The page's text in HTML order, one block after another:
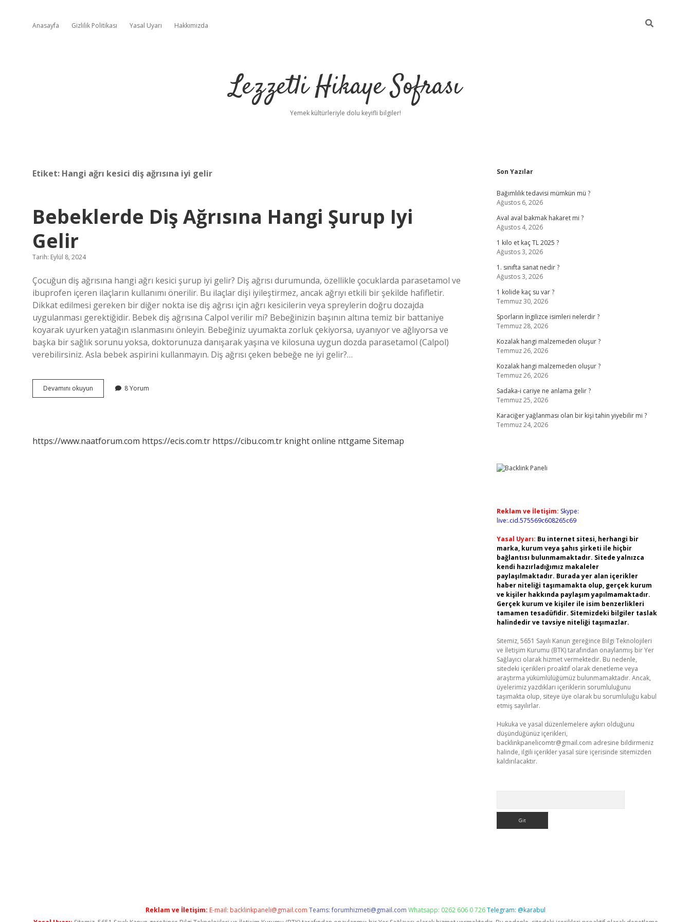
Anasayfa Gizlilik Politikası Yasal Uyarı Hakkımızda
Lezzetli Hikaye Sofrası
Yemek kültürleriyle dolu keyifli bilgiler!
Etiket: Hangi ağrı kesici diş ağrısına iyi gelir
Bebeklerde Diş Ağrısına Hangi Şurup Iyi
Gelir
Tarih: Eylül 8, 2024
Çocuğun diş ağrısına hangi ağrı kesici şurup iyi gelir? Diş ağrısı durumunda, özellikle çocuklarda parasetamol ve
ibuprofen içeren ilaçların kullanımı önerilir. Bu ilaçlar dişi iyileştirmez, ancak ağrıyı etkili bir şekilde hafifletir.
Dikkat edilmesi gereken bir diğer nokta ise diş ağrısı için ağrı kesicilerin veya spreylerin doğru dozajda
uygulanması gerektiğidir. Bebek diş ağrısına Calpol verilir mi? Bebeğinizin başının altına temiz bir battaniye
koyarak uyurken yatağın ıslanmasını önleyin. Bebeğiniz uyumakta zorluk çekiyorsa, uyanıyor ve ağlıyorsa ve
başka bir sağlık sorunu yoksa, doktorunuza danışarak yaşına ve kilosuna uygun dozda parasetamol (Calpol)
verebilirsiniz. Asla bebek aspirini kullanmayın. Diş ağrısı çeken bebeğe ne iyi gelir?…
Devamını okuyun Bebeklerde
Diş
Gelir
8 Yorum
https://www.naatforum.com https://ecis.com.tr https://cibu.com.tr knight online nttgame Sitemap
Sidebar
Son Yazılar
Bağımlılık tedavisi mümkün mü ?
Ağustos 6, 2026
Aval aval bakmak hakaret mi ?
Ağustos 4, 2026
1 kilo et kaç TL 2025 ?
Ağustos 3, 2026
1. sınıfta sanat nedir ?
Ağustos 3, 2026
1 kolide kaç su var ?
Temmuz 30, 2026
Sporların İngilizce isimleri nelerdir ?
Temmuz 28, 2026
Kozalak hangi malzemeden oluşur ?
Temmuz 26, 2026
Kozalak hangi malzemeden oluşur ?
Temmuz 26, 2026
Sadaka-i cariye ne anlama gelir ?
Temmuz 25, 2026
Karaciğer yağlanması olan bir kişi tahin yiyebilir mi ?
Temmuz 24, 2026
Reklam ve İletişim: Skype:
live:.cid.575569c608265c69
Yasal Uyarı: Bu internet sitesi, herhangi bir
marka, kurum veya şahıs şirketi ile hiçbir
bağlantısı bulunmamaktadır. Sitede yalnızca
kendi hazırladığımız makaleler
paylaşılmaktadır. Burada yer alan içerikler
haber niteliği taşımamakta olup, gerçek kurum
ve kişiler hakkında paylaşım yapılmamaktadır.
Gerçek kurum ve kişiler ile isim benzerlikleri
tamamen tesadüfidir. Sitemizdeki bilgiler taslak
halindedir ve tavsiye niteliği taşımazlar.
Sitemiz, 5651 Sayılı Kanun gereğince Bilgi Teknolojileri
ve İletişim Kurumu (BTK) tarafından onaylanmış bir Yer
Sağlayıcı olarak hizmet vermektedir. Bu nedenle,
sitedeki içerikleri proaktif olarak denetleme veya
araştırma yükümlülüğümüz bulunmamaktadır. Ancak,
üyelerimiz yazdıkları içeriklerin sorumluluğunu
taşımakta olup, siteye üye olarak bu sorumluluğu kabul
etmiş sayılırlar.
Hukuka ve yasal düzenlemelere aykırı olduğunu
düşündüğünüz içerikleri,
backlinkpanelicomtr@gmail.com adresine bildirmeniz
halinde, ilgili içerikler yasal süre içerisinde sitemizden
kaldırılacaktır.
Reklam ve İletişim: E-mail: backlinkpaneli@gmail.com Teams:forumhizmeti@gmail.com Whatsapp: 0262 606 0 726Telegram: @karabul